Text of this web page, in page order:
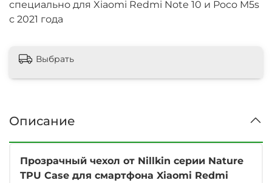
специально для Xiaomi Redmi Note 10 и Poco M5s
с 2021 года
Выбрать
Описание
Прозрачный чехол от Nillkin серии Nature
TPU Case для смартфона Xiaomi Redmi